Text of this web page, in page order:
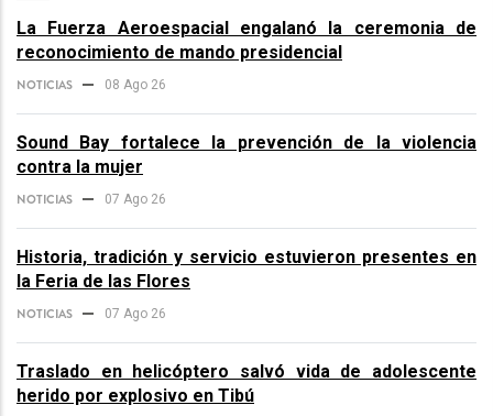
La Fuerza Aeroespacial engalanó la ceremonia de
reconocimiento de mando presidencial
NOTICIAS 08 Ago 26
Sound Bay fortalece la prevención de la violencia
contra la mujer
NOTICIAS 07 Ago 26
Historia, tradición y servicio estuvieron presentes en
la Feria de las Flores
NOTICIAS 07 Ago 26
Traslado en helicóptero salvó vida de adolescente
herido por explosivo en Tibú